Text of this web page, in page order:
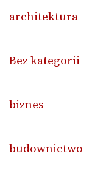
architektura
Bez kategorii
biznes
budownictwo